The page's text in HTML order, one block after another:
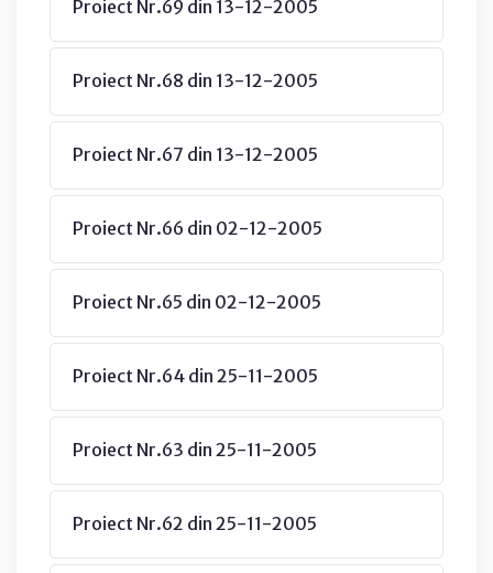
Proiect Nr.69 din 13-12-2005
Proiect Nr.68 din 13-12-2005
Proiect Nr.67 din 13-12-2005
Proiect Nr.66 din 02-12-2005
Proiect Nr.65 din 02-12-2005
Proiect Nr.64 din 25-11-2005
Proiect Nr.63 din 25-11-2005
Proiect Nr.62 din 25-11-2005